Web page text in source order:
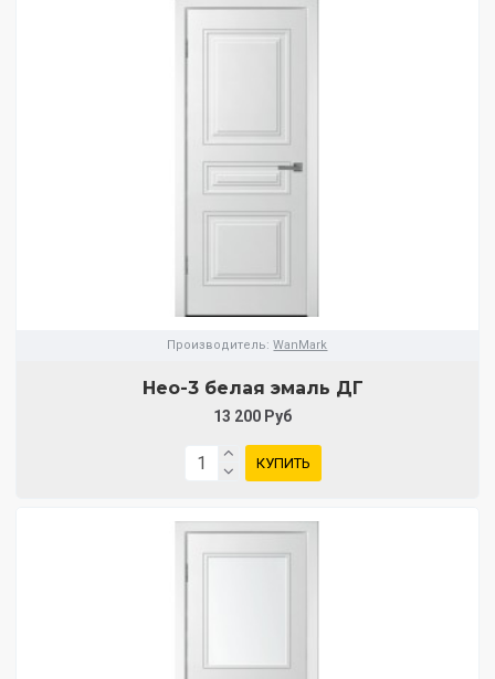
Производитель: WanMark
Нео-3 белая эмаль ДГ
13 200 Руб
КУПИТЬ